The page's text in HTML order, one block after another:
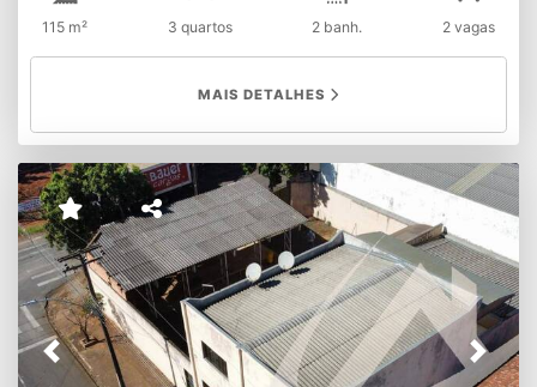
115 m² 3 quartos 2 banh. 2 vagas
MAIS DETALHES
Previous Next